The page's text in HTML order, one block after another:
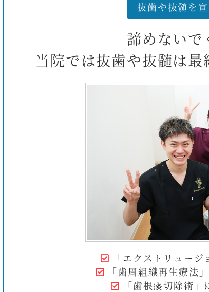
抜歯や抜髄を
諦めないで
当院では抜歯や抜髄は最
「エクストリュー
「歯周組織再生療法
「歯根痰切除術